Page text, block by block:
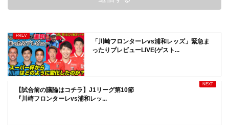
「川崎フロンターレvs浦和レッズ」緊急ま
ったりプレビューLIVE(ゲスト...
【試合前の議論はコチラ】J1リーグ第10節
『川崎フロンターレvs浦和レッ...